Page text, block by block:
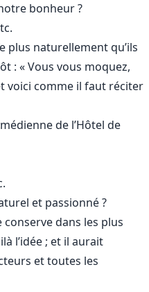
bonheur ?
plus naturellement qu’ils
: « Vous vous moquez,
voici comme il faut réciter
de l’Hôtel de
et passionné ?
conserve dans les plus
l’idée ; et il aurait
et toutes les